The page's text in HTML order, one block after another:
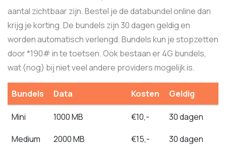
aantal zichtbaar zijn. Bestel je de databundel online dan
krijg je korting. De bundels zijn 30 dagen geldig en
worden automatisch verlengd. Bundels kun je stopzetten
door *190# in te toetsen. Ook bestaan er 4G bundels,
wat (nog) bij niet veel andere providers mogelijk is.
Bundels Data Kosten Geldig
Mini 1000 MB €10,-
30 dagen
Medium
2000 MB €15,- 30 dagen